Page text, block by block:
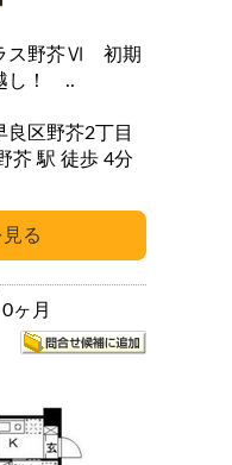
ス野芥Ⅵ 初期
し！ ..
良区野芥2丁目
福岡市七隈線 野芥 駅 徒歩 4分
0ヶ月